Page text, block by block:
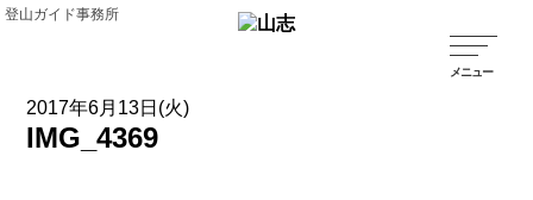
登山ガイド事務所
2017年6月13日(火)
IMG_4369